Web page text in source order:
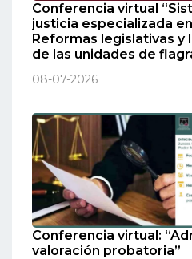
Conferencia virtual
justicia especializada
Reformas legislativas y
de las unidades de
08-07-2026
Conferencia virtual:
valoración probatoria”